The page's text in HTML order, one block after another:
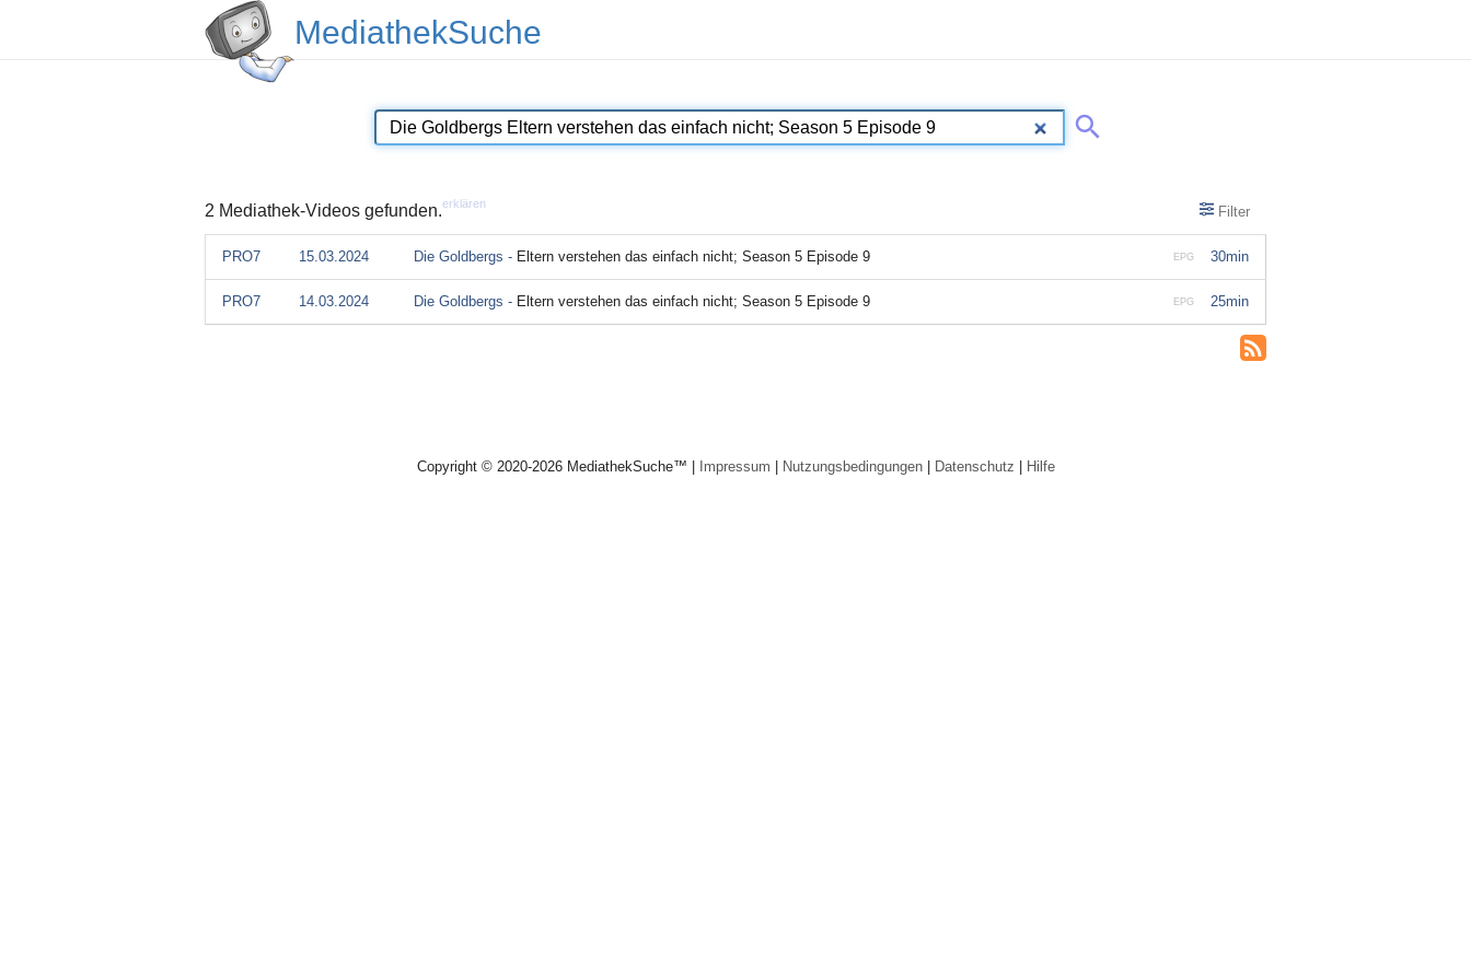
MediathekSuche
2 Mediathek-Videos gefunden.erklären Filter
30min
EPG
PRO7 15.03.2024 Die Goldbergs - Eltern verstehen das einfach nicht; Season 5 Episode 9
25min
EPG
PRO7 14.03.2024 Die Goldbergs - Eltern verstehen das einfach nicht; Season 5 Episode 9
Copyright © 2020-2026 MediathekSuche™ | Impressum | Nutzungsbedingungen| Datenschutz | Hilfe